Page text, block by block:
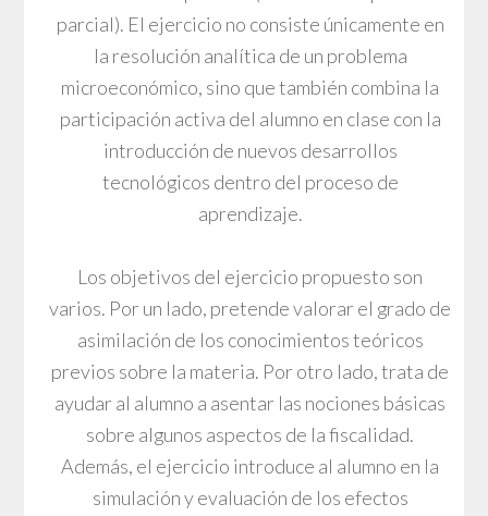
parcial). El ejercicio no consiste únicamente en
la resolución analítica de un problema
microeconómico, sino que también combina la
participación activa del alumno en clase con la
introducción de nuevos desarrollos
tecnológicos dentro del proceso de
aprendizaje.
Los objetivos del ejercicio propuesto son
varios. Por un lado, pretende valorar el grado de
asimilación de los conocimientos teóricos
previos sobre la materia. Por otro lado, trata de
ayudar al alumno a asentar las nociones básicas
sobre algunos aspectos de la fiscalidad.
Además, el ejercicio introduce al alumno en la
simulación y evaluación de los efectos